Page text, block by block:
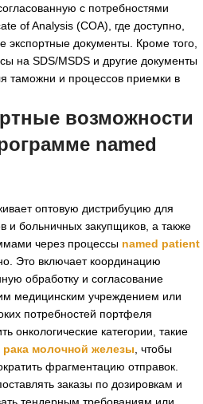
с потребностями
of Analysis (COA), где доступно,
экспортные документы. Кроме того,
на SDS/MSDS и другие документы
таможни и процессов приемки в
возможности
named
оптовую дистрибуцию для
и больничных закупщиков, а также
через процессы named patient
Это включает координацию
обработку и согласование
медицинским учреждением или
потребностей портфеля
онкологические категории, такие
рака молочной железы , чтобы
фрагментацию отправок.
заказы по дозировкам и
тендерным требованиям или